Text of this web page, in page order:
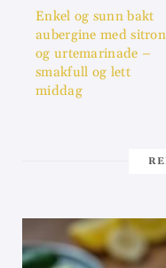
Enkel og sunn bakt
aubergine med
og urtemarinade –
smakfull og lett
middag